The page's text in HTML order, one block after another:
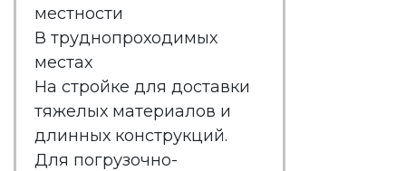
местности
В труднопроходимых
местах
На стройке для доставки
тяжелых материалов и
длинных конструкций.
Для погрузочно-